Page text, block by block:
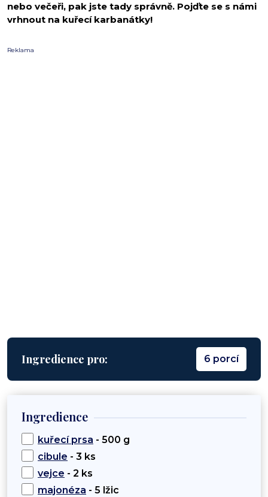
nebo večeři, pak jste tady správně. Pojďte se s námi
vrhnout na kuřecí karbanátky!
Reklama
Ingredience pro: 6 porcí
Ingredience
kuřecí prsa - 500 g
cibule - 3 ks
vejce - 2 ks
majonéza - 5 lžic